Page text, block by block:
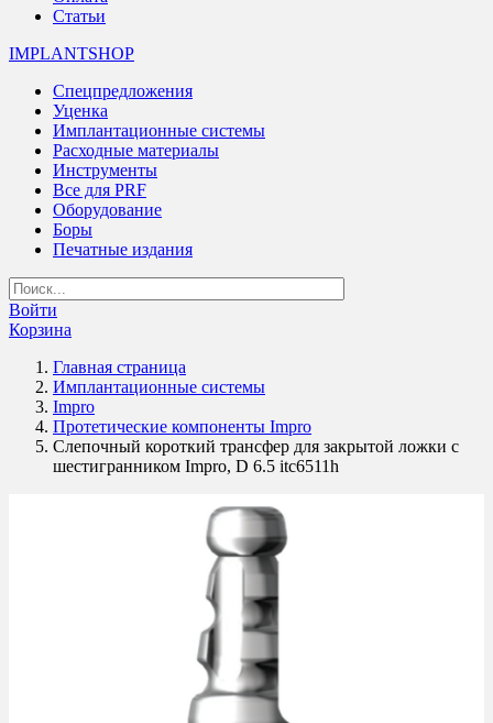
Статьи
IMPLANTSHOP
Спецпредложения
Уценка
Имплантационные системы
Расходные материалы
Инструменты
Все для PRF
Оборудование
Боры
Печатные издания
Войти
Корзина
Главная страница
Имплантационные системы
Impro
Протетические компоненты Impro
Слепочный короткий трансфер для закрытой ложки с
шестигранником Impro, D 6.5 itc6511h